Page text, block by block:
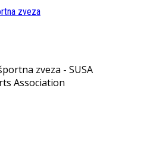
zveza - SUSA
Association